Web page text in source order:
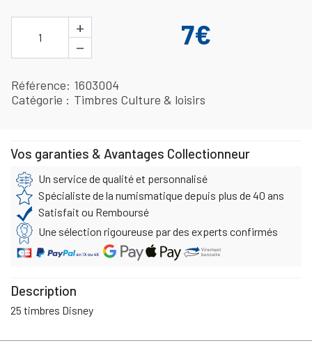
1
+
−
7€
Référence 1603004
Catégorie
Timbres Culture & loisirs
Vos garanties & Avantages Collectionneur
Un service de qualité et personnalisé
Spécialiste de la numismatique depuis plus de 40 ans
Satisfait ou Remboursé
Une sélection rigoureuse par des experts confirmés
Description
25 timbres Disney